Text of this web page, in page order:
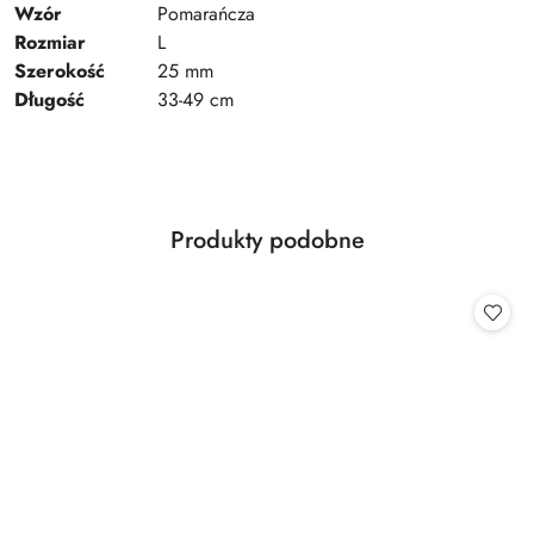
Wzór
Pomarańcza
Rozmiar
L
Szerokość
25 mm
Długość
33-49 cm
Pomiń karuzelę produktów
Produkty
Produkty podobne